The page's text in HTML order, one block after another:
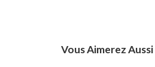
Vous Aimerez Aussi